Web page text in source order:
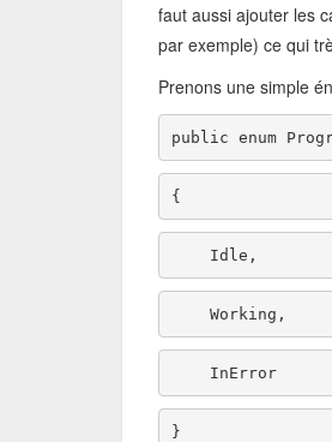
faut aussi ajouter les
par exemple) ce qui
Prenons une simple
public enum
{
    Idle,
    Working,
    InError
}